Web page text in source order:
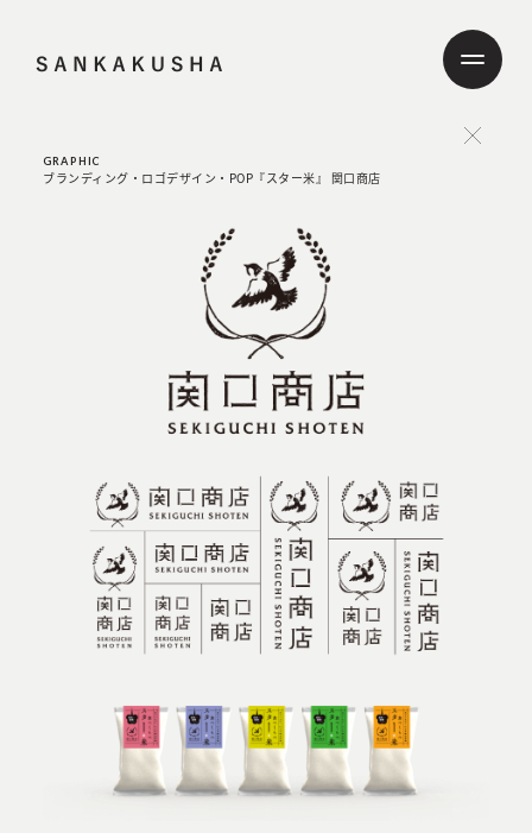
ABOUT
SERVICE
GRAPHIC
PRODUCT
MOVIE
GRAPHIC
ブランディング・ロゴデザイン・POP『スター米』 関口商店